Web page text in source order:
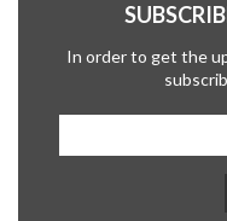
In order to get the